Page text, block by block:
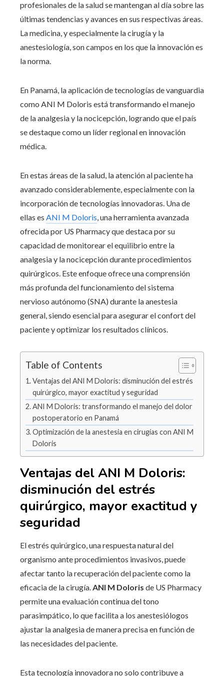
profesionales de la salud se mantengan al día sobre las
últimas tendencias y avances en sus respectivas áreas.
La medicina, y especialmente la cirugía y la
anestesiología, son campos en los que la innovación es
la norma.
En Panamá, la aplicación de tecnologías de vanguardia
como ANI M Doloris está transformando el manejo
de la analgesia y la nocicepción, logrando que el país
se destaque como un líder regional en innovación
médica.
En estas áreas de la salud, la atención al paciente ha
avanzado considerablemente, especialmente con la
incorporación de tecnologías innovadoras. Una de
ellas es ANI M Doloris, una herramienta avanzada
ofrecida por US Pharmacy que destaca por su
capacidad de monitorear el equilibrio entre la
analgesia y la nocicepción durante procedimientos
quirúrgicos. Este enfoque ofrece una comprensión
más profunda del funcionamiento del sistema
nervioso autónomo (SNA) durante la anestesia
general, siendo esencial para asegurar el confort del
paciente y optimizar los resultados clínicos.
Table of Contents
Ventajas del ANI M Doloris: disminución del estrés
quirúrgico, mayor exactitud y seguridad
ANI M Doloris: transformando el manejo del dolor
postoperatorio en Panamá
Optimización de la anestesia en cirugías con ANI M
Doloris
Ventajas del ANI M Doloris:
disminución del estrés
quirúrgico, mayor exactitud y
seguridad
El estrés quirúrgico, una respuesta natural del
organismo ante procedimientos invasivos, puede
afectar tanto la recuperación del paciente como la
eficacia de la cirugía.ANI M Doloris de US Pharmacy
permite una evaluación continua del tono
parasimpático, lo que facilita a los anestesiólogos
ajustar la analgesia de manera precisa en función de
las necesidades del paciente.
Esta tecnología innovadora no solo contribuye a